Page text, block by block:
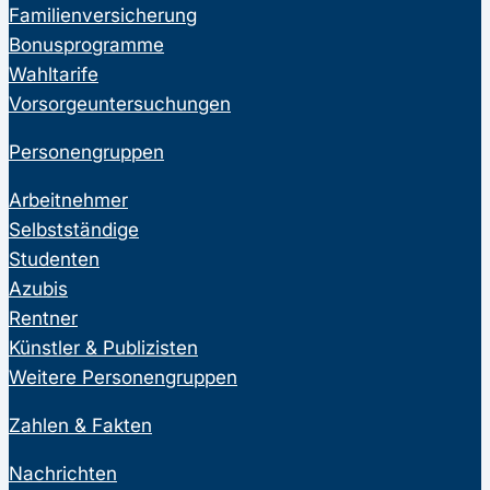
Familienversicherung
Bonusprogramme
Wahltarife
Vorsorgeuntersuchungen
Personengruppen
Arbeitnehmer
Selbstständige
Studenten
Azubis
Rentner
Künstler & Publizisten
Weitere Personengruppen
Zahlen & Fakten
Nachrichten